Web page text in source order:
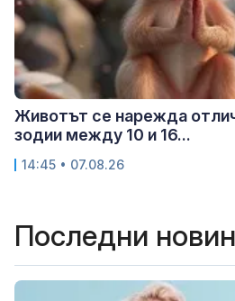
Животът се нарежда
зодии между 10 и 16...
14:45 • 07.08.26
Последни